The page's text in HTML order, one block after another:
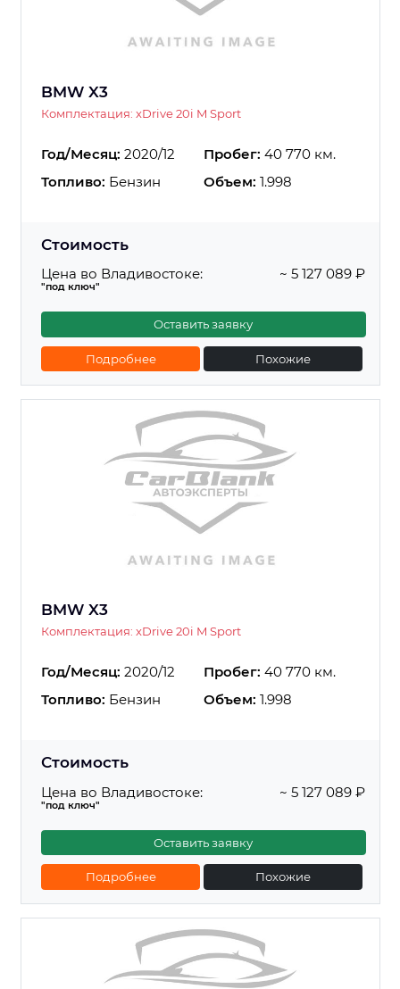
BMW X3
Комплектация: xDrive 20i M Sport
Год/Месяц: 2020/12 Пробег: 40 770 км.
Топливо: Бензин Объем: 1.998
Стоимость
Цена во Владивостоке:
"под ключ"
~ 5 127 089 ₽
Оставить заявку
Подробнее Похожие
BMW X3
Комплектация: xDrive 20i M Sport
Год/Месяц: 2020/12 Пробег: 40 770 км.
Топливо: Бензин Объем: 1.998
Стоимость
Цена во Владивостоке:
"под ключ"
~ 5 127 089 ₽
Оставить заявку
Подробнее Похожие